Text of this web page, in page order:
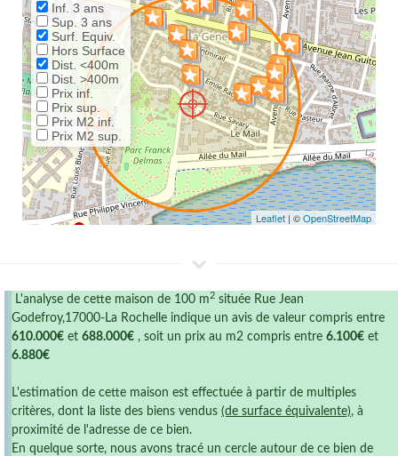
Inf. 3 ans
Sup. 3 ans
Surf. Equiv.
Hors Surface
Dist. <400m
Dist. >400m
Prix inf.
Prix sup.
Prix M2 inf.
Prix M2 sup.
Leaflet| ©OpenStreetMap
L'analyse de cette maison de 100 m 2 située Rue Jean
Godefroy,17000-La Rochelle indique un avis de valeur compris entre
610.000€ et 688.000€ , soit un prix au m2 compris entre 6.100€ et
6.880€
L'estimation de cette maison est effectuée à partir de multiples
critères, dont la liste des biens vendus (de surface équivalente), à
proximité de l'adresse de ce bien.
En quelque sorte, nous avons tracé un cercle autour de ce bien de